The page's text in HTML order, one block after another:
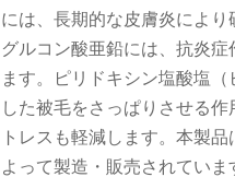
には、長期的な皮膚炎によ
グルコン酸亜鉛には、抗炎
ます。ピリドキシン塩酸塩
した被毛をさっぱりさせる
トレスも軽減します。本製
よって製造・販売されていま